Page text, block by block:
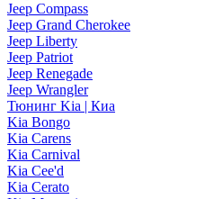
Jeep Compass
Jeep Grand Cherokee
Jeep Liberty
Jeep Patriot
Jeep Renegade
Jeep Wrangler
Тюнинг Kia | Киа
Kia Bongo
Kia Carens
Kia Carnival
Kia Cee'd
Kia Cerato